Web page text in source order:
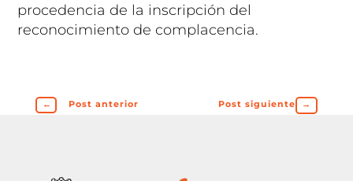
procedencia de la inscripción del
reconocimiento de complacencia.
← Post anterior Post siguiente →